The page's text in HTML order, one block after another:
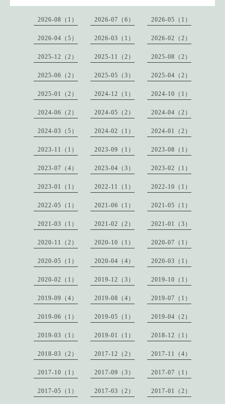
2026-08（1） 2026-07（6） 2026-05（1）
2026-04（5） 2026-03（1） 2026-02（2）
2025-12（2） 2025-11（2） 2025-08（2）
2025-06（2） 2025-05（3） 2025-04（2）
2025-01（2） 2024-12（1） 2024-10（1）
2024-06（2） 2024-05（2） 2024-04（2）
2024-03（5） 2024-02（1） 2024-01（2）
2023-11（1） 2023-09（1） 2023-08（1）
2023-07（4） 2023-04（3） 2023-02（1）
2023-01（1） 2022-11（1） 2022-10（1）
2022-05（1） 2021-06（1） 2021-05（1）
2021-03（1） 2021-02（2） 2021-01（3）
2020-11（2） 2020-10（1） 2020-07（1）
2020-05（1） 2020-04（4） 2020-03（1）
2020-02（1） 2019-12（3） 2019-10（1）
2019-09（4） 2019-08（4） 2019-07（1）
2019-06（1） 2019-05（1） 2019-04（2）
2019-03（1） 2019-01（1） 2018-12（1）
2018-03（2） 2017-12（2） 2017-11（4）
2017-10（1） 2017-09（3） 2017-07（1）
2017-05（1） 2017-03（2） 2017-01（2）